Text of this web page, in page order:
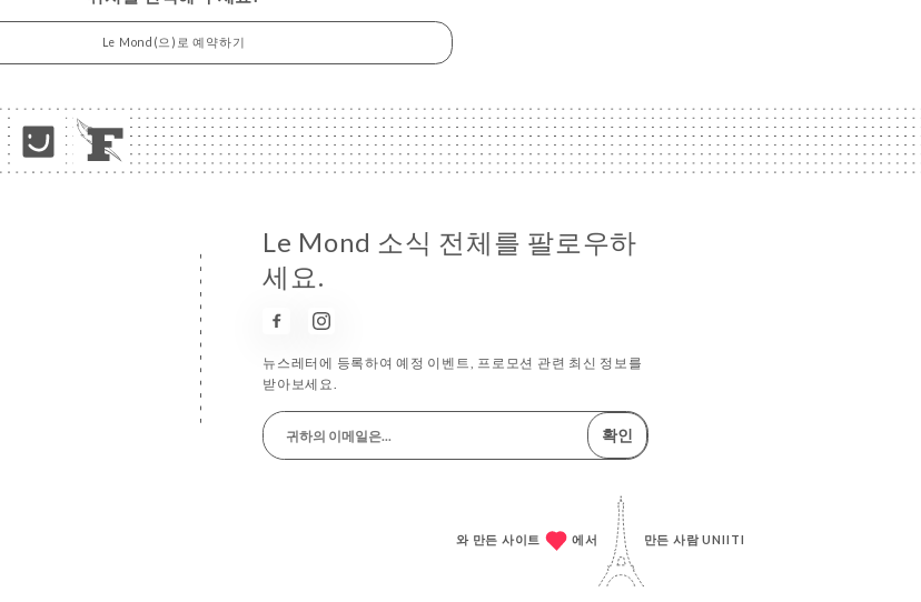
Le Mond(으)로 예약하기
Le Mond 소식 전체를 팔로우하
세요.
뉴스레터에 등록하여 예정 이벤트, 프로모션 관련 최신 정보를
받아보세요.
확인
와 만든 사이트 에서 만든 사람UNIITI